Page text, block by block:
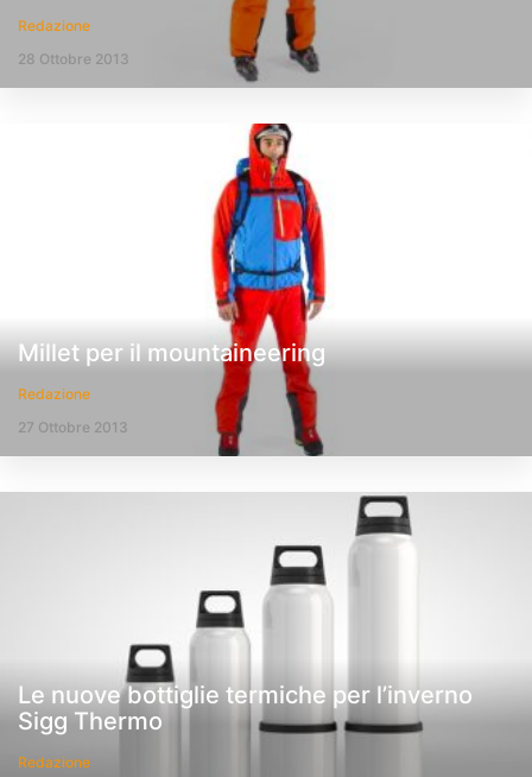
Redazione
28 Ottobre 2013
Millet per il mountaineering
Redazione
27 Ottobre 2013
Le nuove bottiglie termiche per l’inverno
Sigg Thermo
Redazione